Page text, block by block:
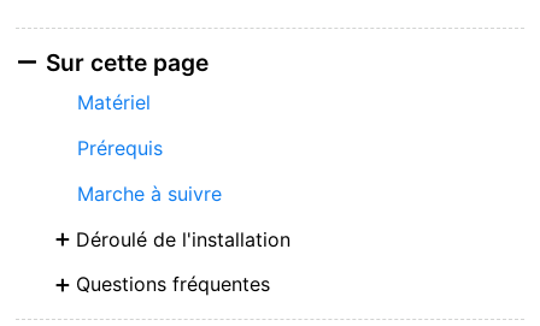
Sur cette page
Matériel
Prérequis
Marche à suivre
Déroulé de l'installation
Questions fréquentes